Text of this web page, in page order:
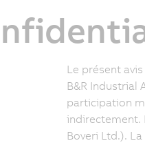
Le présent
B&R Industrial
participation
indirectement.
Boveri Ltd.).